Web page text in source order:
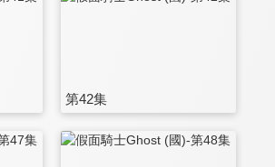
第42集